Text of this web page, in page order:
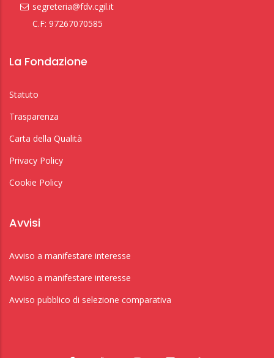
segreteria@fdv.cgil.it
C.F: 97267070585
La Fondazione
Statuto
Trasparenza
Carta della Qualità
Privacy Policy
Cookie Policy
Avvisi
Avviso a manifestare interesse
Avviso a manifestare interesse
Avviso pubblico di selezione comparativa